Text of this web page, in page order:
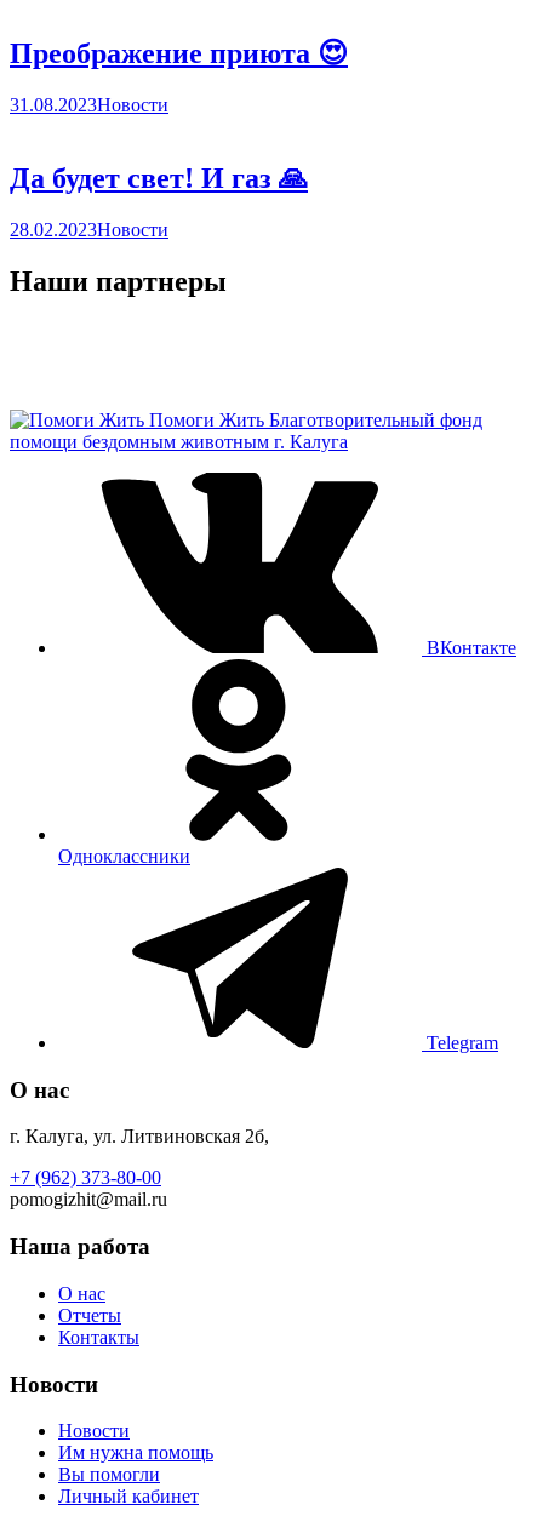
Преображение приюта 😍
31.08.2023Новости
Да будет свет! И газ 🙏
28.02.2023Новости
Наши партнеры
Помоги Жить Благотворительный фонд
помощи бездомным животным г. Калуга
ВКонтакте
Одноклассники
Telegram
О нас
г. Калуга, ул. Литвиновская 2б,
+7 (962) 373-80-00
pomogizhit@mail.ru
Наша работа
О нас
Отчеты
Контакты
Новости
Новости
Им нужна помощь
Вы помогли
Личный кабинет